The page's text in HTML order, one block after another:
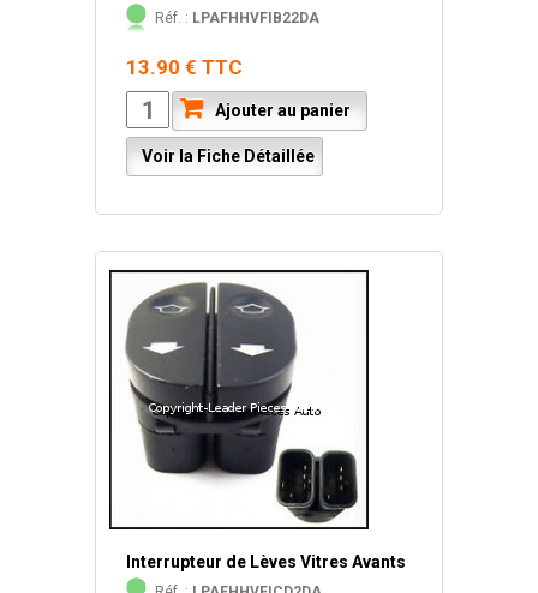
Réf. : LPAFHHVFIB22DA
13.90 € TTC
Ajouter au panier
Voir la Fiche Détaillée
Interrupteur de Lèves Vitres Avants